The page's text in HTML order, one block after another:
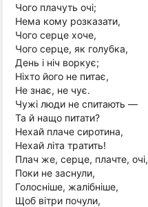
Чого плачуть очі;
Нема кому розказати,
Чого серце хоче,
Чого серце, як голубка,
День і ніч воркує;
Ніхто його не питає,
Не знає, не чує.
Чужі люди не спитають —
Та й нащо питати?
Нехай плаче сиротина,
Нехай літа тратить!
Плач же, серце, плачте, очі,
Поки не заснули,
Голосніше, жалібніше,
Щоб вітри почули,